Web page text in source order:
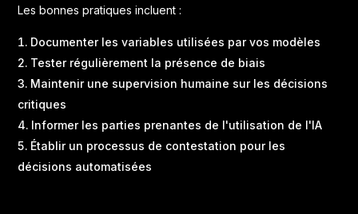
Les bonnes pratiques incluent :
Documenter les variables utilisées par vos modèles
Tester régulièrement la présence de biais
Maintenir une supervision humaine sur les décisions
critiques
Informer les parties prenantes de l'utilisation de l'IA
Établir un processus de contestation pour les
décisions automatisées